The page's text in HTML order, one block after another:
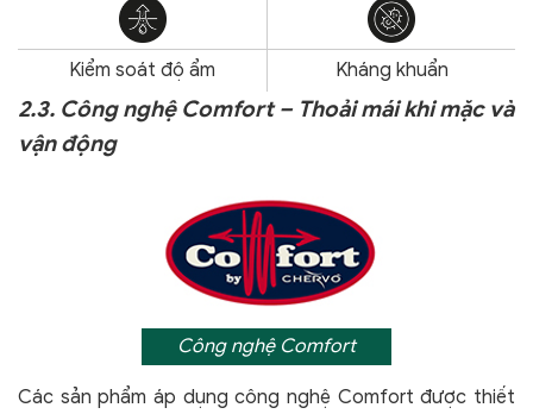
Kiểm soát độ ẩm Kháng khuẩn
2.3. Công nghệ Comfort – Thoải mái khi mặc và
vận động
Công nghệ Comfort
Các sản phẩm áp dụng công nghệ Comfortđược thiết